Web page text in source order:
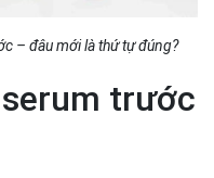
– đâu mới là thứ tự đúng?
trước